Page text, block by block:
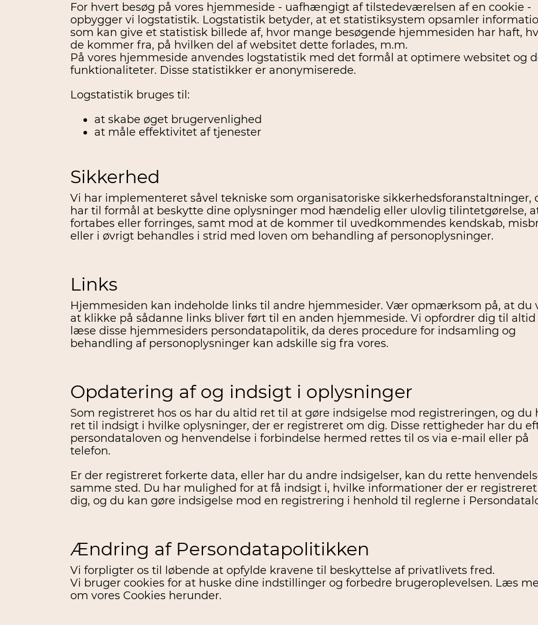
For hvert besøg på vores hjemmeside - uafhængigt af tilstedeværelsen af en cookie -
opbygger vi logstatistik. Logstatistik betyder, at et statistiksystem opsamler
som kan give et statistisk billede af, hvor mange besøgende hjemmesiden har haft,
de kommer fra, på hvilken del af websitet dette forlades, m.m.
På vores hjemmeside anvendes logstatistik med det formål at optimere websitet og
funktionaliteter. Disse statistikker er anonymiserede.
Logstatistik bruges til:
at skabe øget brugervenlighed
at måle effektivitet af tjenester
Sikkerhed
Vi har implementeret såvel tekniske som organisatoriske sikkerhedsforanstaltninger,
har til formål at beskytte dine oplysninger mod hændelig eller ulovlig tilintetgørelse,
fortabes eller forringes, samt mod at de kommer til uvedkommendes kendskab,
eller i øvrigt behandles i strid med loven om behandling af personoplysninger.
Links
Hjemmesiden kan indeholde links til andre hjemmesider. Vær opmærksom på, at du
at klikke på sådanne links bliver ført til en anden hjemmeside. Vi opfordrer dig til altid
læse disse hjemmesiders persondatapolitik, da deres procedure for indsamling og
behandling af personoplysninger kan adskille sig fra vores.
Opdatering af og indsigt i oplysninger
Som registreret hos os har du altid ret til at gøre indsigelse mod registreringen, og du
ret til indsigt i hvilke oplysninger, der er registreret om dig. Disse rettigheder har du
persondataloven og henvendelse i forbindelse hermed rettes til os via e-mail eller på
telefon.
Er der registreret forkerte data, eller har du andre indsigelser, kan du rette
samme sted. Du har mulighed for at få indsigt i, hvilke informationer der er
dig, og du kan gøre indsigelse mod en registrering i henhold til reglerne i
Ændring af Persondatapolitikken
Vi forpligter os til løbende at opfylde kravene til beskyttelse af privatlivets fred.
Vi bruger cookies for at huske dine indstillinger og forbedre brugeroplevelsen. Læs
om vores Cookies herunder.